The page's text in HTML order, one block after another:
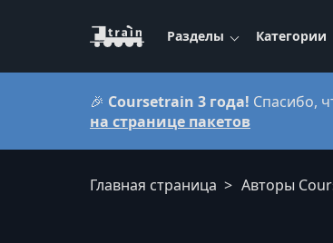
Разделы Категории
🎉 Coursetrain 3 года! Спасибо,
на странице пакетов
Главная страница Авторы